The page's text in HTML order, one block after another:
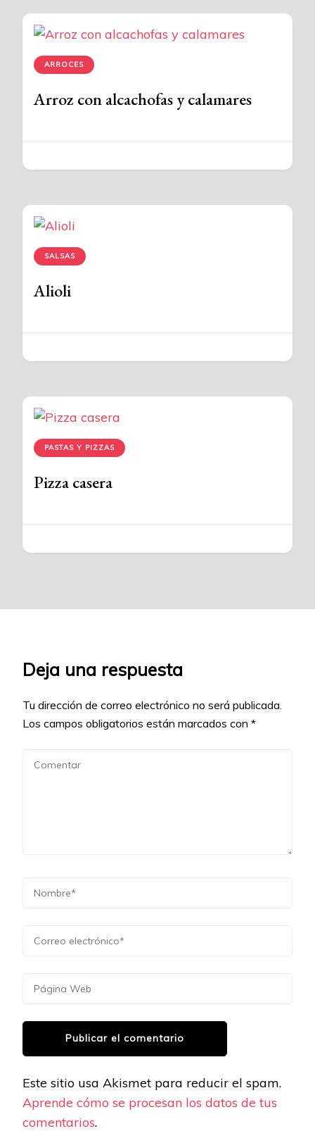
ARROCES
Arroz con alcachofas y calamares
SALSAS
Alioli
PASTAS Y PIZZAS
Pizza casera
Deja una respuesta
Tu dirección de correo electrónico no será publicada.
Los campos obligatorios están marcados con *
Este sitio usa Akismet para reducir el spam.
Aprende cómo se procesan los datos de tus
comentarios.